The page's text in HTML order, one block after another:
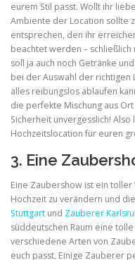
eurem Stil passt. Wollt ihr
Ambiente der Location sollte
entsprechen, den ihr
beachtet werden – schließlich
soll ja auch noch Getränke
bei der Auswahl der
alles reibungslos ablaufen
die perfekte Mischung aus
Sicherheit unvergesslich! Also
Hochzeitslocation für euren
3. Eine
Eine Zaubershow ist ein
Hochzeit zu verändern und
Stuttgart und Zauberer
süddeutschen Raum eine
verschiedene Arten von
euch passt. Einige Zauberer